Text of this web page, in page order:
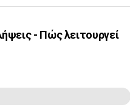
- Πώς λειτουργεί